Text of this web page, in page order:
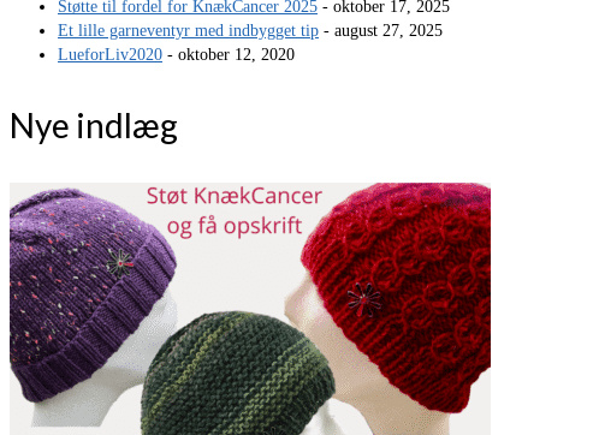
Støtte til fordel for KnækCancer 2025 - oktober 17, 2025
Et lille garneventyr med indbygget tip - august 27, 2025
LueforLiv2020 - oktober 12, 2020
Nye indlæg